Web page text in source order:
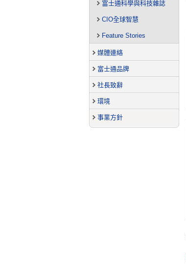
富士通科學與科技雜誌
CIO全球智慧
Feature Stories
媒體連絡
富士通品牌
社長致辭
環境
事業方針